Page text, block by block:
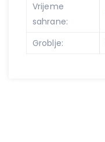
Vrijeme
sahrane:
Groblje: